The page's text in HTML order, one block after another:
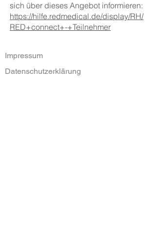
sich über dieses Angebot informieren:
https://hilfe.redmedical.de/display/RH/
RED+connect+-+Teilnehmer
Impressum
Datenschutzerklärung